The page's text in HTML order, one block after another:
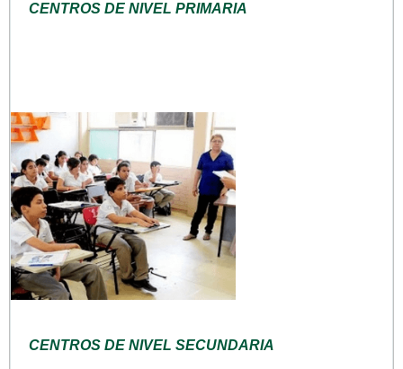
CENTROS DE NIVEL PRIMARIA
CENTROS DE NIVEL SECUNDARIA